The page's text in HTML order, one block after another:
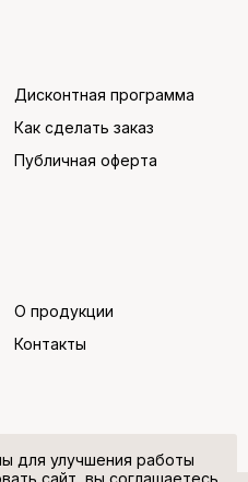
Дисконтная программа
Как сделать заказ
Публичная оферта
О продукции
Контакты
для улучшения работы
сайт, вы соглашаетесь